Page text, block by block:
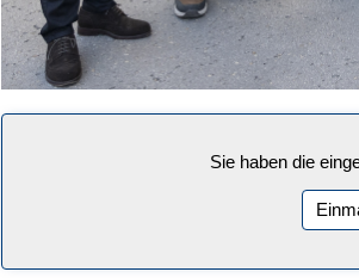
Sie haben die